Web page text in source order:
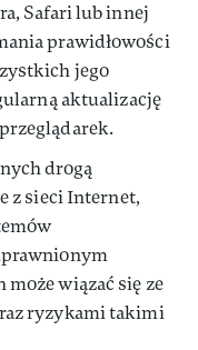
Safari lub innej
prawidłowości
jego
aktualizację
drogą
z sieci Internet,
wiązać się ze
ryzykami takimi